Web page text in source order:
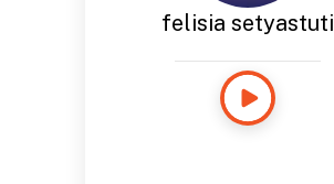
felisia setyastuti